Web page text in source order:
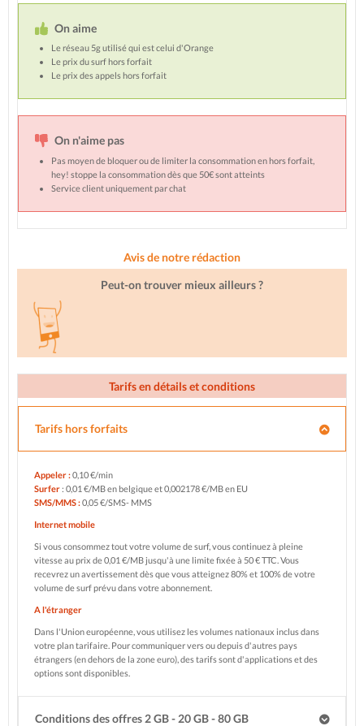
On aime
Le réseau 5g utilisé qui est celui d'Orange
Le prix du surf hors forfait
Le prix des appels hors forfait
On n'aime pas
Pas moyen de bloquer ou de limiter la consommation en hors forfait,
hey! stoppe la consommation dès que 50€ sont atteints
Service client uniquement par chat
Avis de notre rédaction
Peut-on trouver mieux ailleurs ?
Tarifs en détails et conditions
Tarifs hors forfaits
Appeler :0,10 €/min
Surfer: 0,01 €/MB en belgique et 0,002178 €/MB en EU
SMS/MMS :0,05 €/SMS- MMS
Internet mobile
Si vous consommez tout votre volume de surf, vous continuez à pleine
vitesse au prix de 0,01 €/MB jusqu'à une limite fixée à 50 € TTC. Vous
recevrez un avertissement dès que vous atteignez 80% et 100% de votre
volume de surf prévu dans votre abonnement.
A l'étranger
Dans l'Union européenne, vous utilisez les volumes nationaux inclus dans
votre plan tarifaire. Pour communiquer vers ou depuis d'autres pays
étrangers (en dehors de la zone euro), des tarifs sont d'applications et des
options sont disponibles.
Conditions des offres 2 GB - 20 GB - 80 GB